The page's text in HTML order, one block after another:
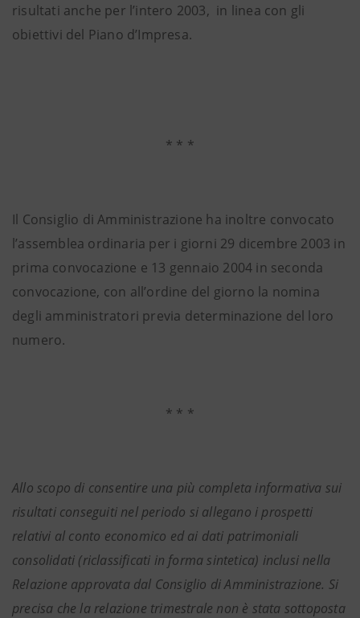
risultati anche per l’intero 2003, in linea con gli
obiettivi del Piano d’Impresa.
* * *
Il Consiglio di Amministrazione ha inoltre convocato
l’assemblea ordinaria per i giorni 29 dicembre 2003 in
prima convocazione e 13 gennaio 2004 in seconda
convocazione, con all’ordine del giorno la nomina
degli amministratori previa determinazione del loro
numero.
* * *
Allo scopo di consentire una più completa informativa sui
risultati conseguiti nel periodo si allegano i prospetti
relativi al conto economico ed ai dati patrimoniali
consolidati (riclassificati in forma sintetica) inclusi nella
Relazione approvata dal Consiglio di Amministrazione. Si
precisa che la relazione trimestrale non è stata sottoposta